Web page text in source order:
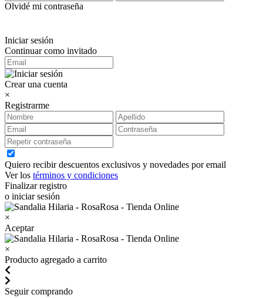
Olvidé mi contraseña
Iniciar sesión
Continuar como invitado
Crear una cuenta
×
Registrarme
Quiero recibir descuentos exclusivos y novedades por email
Ver los términos y condiciones
Finalizar registro
o iniciar sesión
×
Aceptar
×
Producto agregado a carrito
Seguir comprando